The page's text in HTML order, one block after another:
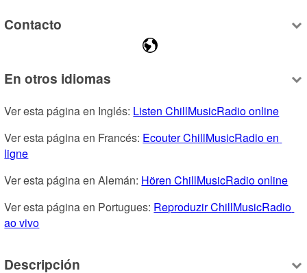
Contacto
En otros idiomas
Ver esta página en Inglés: Listen ChillMusicRadio online
Ver esta página en Francés: Ecouter ChillMusicRadio en
ligne
Ver esta página en Alemán: Hören ChillMusicRadio online
Ver esta página en Portugues: Reproduzir ChillMusicRadio
ao vivo
Descripción